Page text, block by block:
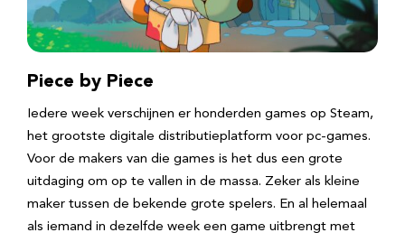
Piece by Piece
Iedere week verschijnen er honderden games op Steam,
het grootste digitale distributieplatform voor pc-games.
Voor de makers van die games is het dus een grote
uitdaging om op te vallen in de massa. Zeker als kleine
maker tussen de bekende grote spelers. En al helemaal
als iemand in dezelfde week een game uitbrengt met